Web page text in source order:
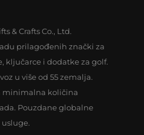
& Crafts Co., Ltd.
prilagođenih znački za
ključarce i dodatke za golf.
u više od 55 zemalja.
minimalna količina
Pouzdane globalne